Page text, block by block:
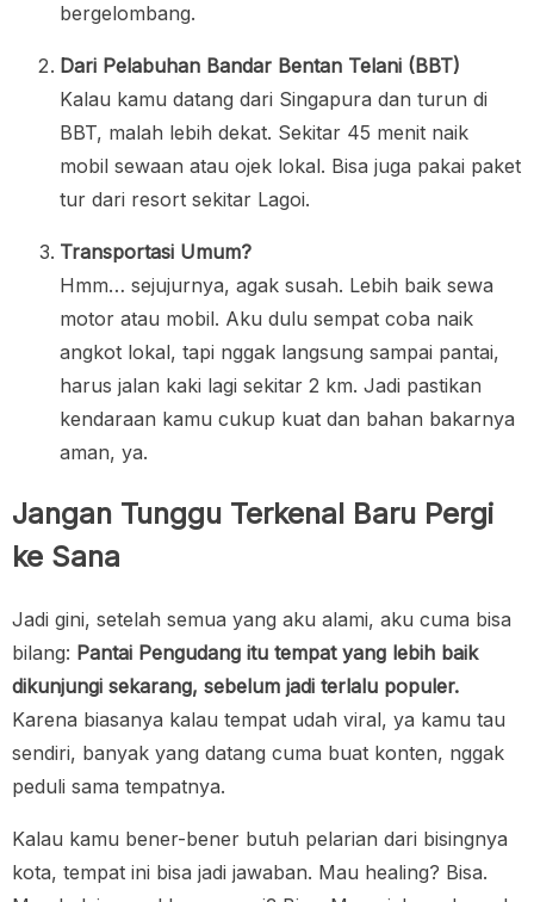
bergelombang.
Dari Pelabuhan Bandar Bentan Telani (BBT)
Kalau kamu datang dari Singapura dan turun di
BBT, malah lebih dekat. Sekitar 45 menit naik
mobil sewaan atau ojek lokal. Bisa juga pakai paket
tur dari resort sekitar Lagoi.
Transportasi Umum?
Hmm… sejujurnya, agak susah. Lebih baik sewa
motor atau mobil. Aku dulu sempat coba naik
angkot lokal, tapi nggak langsung sampai pantai,
harus jalan kaki lagi sekitar 2 km. Jadi pastikan
kendaraan kamu cukup kuat dan bahan bakarnya
aman, ya.
Jangan Tunggu Terkenal Baru Pergi
ke Sana
Jadi gini, setelah semua yang aku alami, aku cuma bisa
bilang: Pantai Pengudang itu tempat yang lebih baik
dikunjungi sekarang, sebelum jadi terlalu populer.
Karena biasanya kalau tempat udah viral, ya kamu tau
sendiri, banyak yang datang cuma buat konten, nggak
peduli sama tempatnya.
Kalau kamu bener-bener butuh pelarian dari bisingnya
kota, tempat ini bisa jadi jawaban. Mau healing? Bisa.